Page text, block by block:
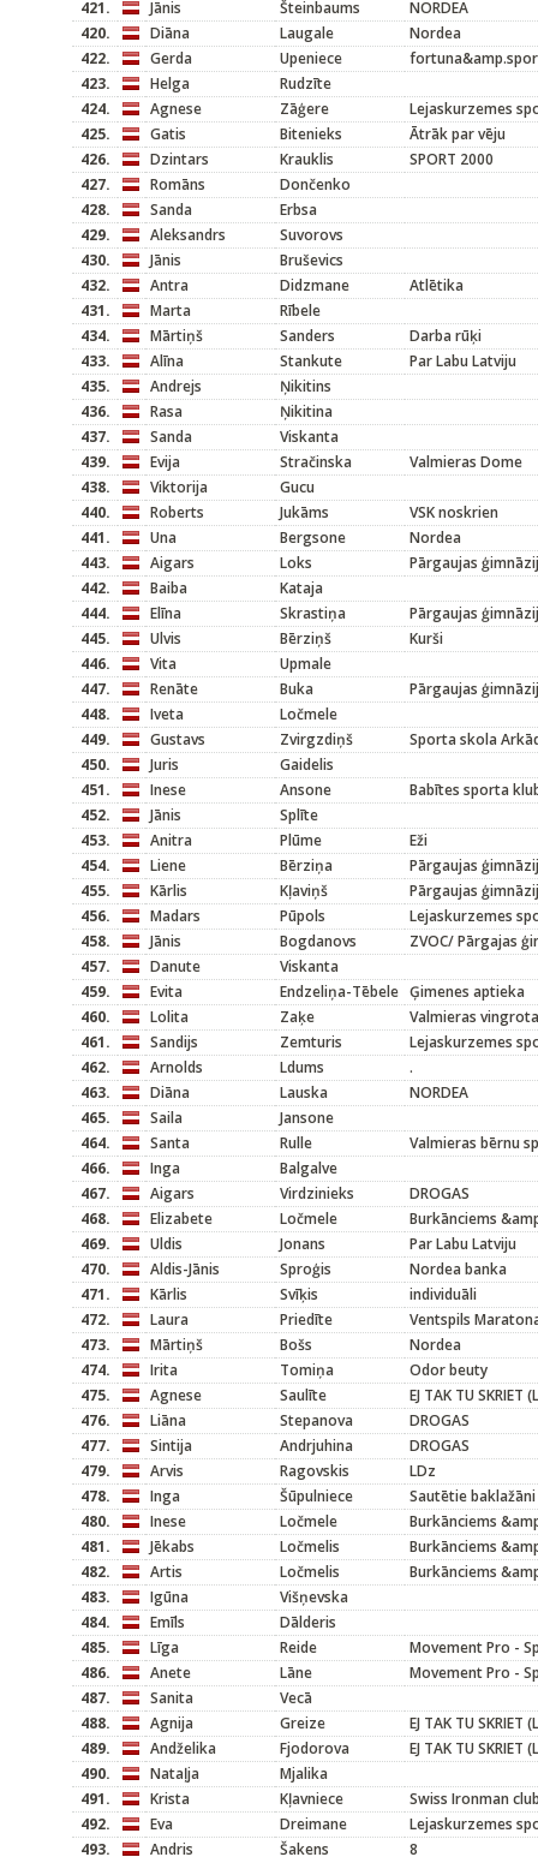
421.
Jānis Šteinbaums
NORDEA
420.
Diāna Laugale
Nordea
422.
Gerda Upeniece
423.
Helga
Rudzīte
424.
Agnese Zāģere
Lejaskurzemes
425.
Gatis Bitenieks
Ātrāk par vēju
426.
Dzintars Krauklis
SPORT 2000
427.
Romāns
Dončenko
428.
Sanda
Erbsa
429.
Aleksandrs
Suvorovs
430.
Jānis
Bruševics
432.
Antra Didzmane
Atlētika
431.
Marta
Rībele
434.
Mārtiņš Sanders
Darba rūķi
433.
Alīna Stankute
Par Labu Latviju
435.
Andrejs
Ņikitins
436.
Rasa
Ņikitina
437.
Sanda
Viskanta
439.
Evija Stračinska
Valmieras Dome
438.
Viktorija
Gucu
440.
Roberts Jukāms
VSK noskrien
441.
Una Bergsone
Nordea
443.
Aigars Loks
Pārgaujas
442.
Baiba
Kataja
444.
Elīna Skrastiņa
Pārgaujas
445.
Ulvis Bērziņš
Kurši
446.
Vita
Upmale
447.
Renāte Buka
Pārgaujas
448.
Iveta
Ločmele
449.
Gustavs Zvirgzdiņš
Sporta skola
450.
Juris
Gaidelis
451.
Inese Ansone
Babītes sporta
452.
Jānis
Splīte
453.
Anitra Plūme
Eži
454.
Liene Bērziņa
Pārgaujas
455.
Kārlis Kļaviņš
Pārgaujas
456.
Madars Pūpols
Lejaskurzemes
458.
Jānis Bogdanovs
ZVOC/ Pārgajas
457.
Danute
Viskanta
459.
Evita Endzeliņa-Tēbele Ģimenes aptieka
460.
Lolita Zaķe
Valmieras
461.
Sandijs Zemturis
Lejaskurzemes
462.
Arnolds Ldums
.
463.
Diāna Lauska
NORDEA
465.
Saila
Jansone
464.
Santa Rulle
Valmieras bērnu
466.
Inga
Balgalve
467.
Aigars Virdzinieks
DROGAS
468.
Elizabete Ločmele
Burkānciems
469.
Uldis Jonans
Par Labu Latviju
470.
Aldis-Jānis Sproģis
Nordea banka
471.
Kārlis Svīķis
individuāli
472.
Laura Priedīte
Ventspils
473.
Mārtiņš Bošs
Nordea
474.
Irita Tomiņa
Odor beuty
475.
Agnese Saulīte
EJ TAK TU SKRIET
476.
Liāna Stepanova
DROGAS
477.
Sintija Andrjuhina
DROGAS
479.
Arvis Ragovskis
LDz
478.
Inga Šūpulniece
Sautētie baklažāni
480.
Inese Ločmele
Burkānciems
481.
Jēkabs Ločmelis
Burkānciems
482.
Artis Ločmelis
Burkānciems
483.
Igūna
Višņevska
484.
Emīls
Dālderis
485.
Līga Reide
Movement Pro -
486.
Anete Lāne
Movement Pro -
487.
Sanita
Vecā
488.
Agnija Greize
EJ TAK TU SKRIET
489.
Andželika Fjodorova
EJ TAK TU SKRIET
490.
Nataļja
Mjalika
491.
Krista Kļavniece
Swiss Ironman
492.
Eva Dreimane
Lejaskurzemes
493.
Andris Šakens 8